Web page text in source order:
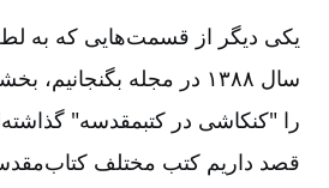
یکی دیگر از قسمت‌هایی که به
سال ۱۳۸۸ در مجله
را "کنکاشی در کتبمقدسه"
قصد داریم کتب مختلف